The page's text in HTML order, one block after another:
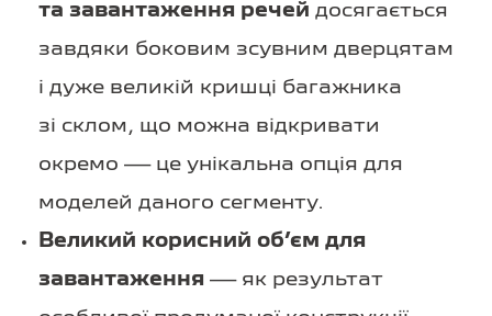
та завантаження речей досягається
завдяки боковим зсувним дверцятам
і дуже великій кришці багажника
зі склом, що можна відкривати
окремо — це унікальна опція для
моделей даного сегменту.
Великий корисний об’єм для
завантаження — як результат